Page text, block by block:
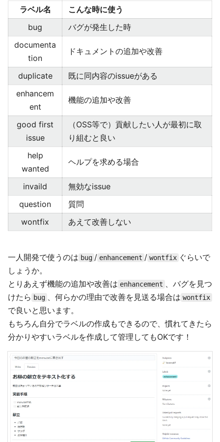
ラベル名
こんな時に使う
bug
バグが発生した時
documenta
tion
ドキュメントの追加や改善
duplicate
既に同内容のissueがある
enhancem
ent
機能の追加や改善
good first
issue
（OSS等で）貢献したい人が最初に取
り組むと良い
help
wanted
ヘルプを求める場合
invaild
無効なissue
question
質問
wontfix
あえて改善しない
一人開発で使うのは bug / enhancement / wontfix ぐらいで
しょうか。
とりあえず機能の追加や改善は enhancement
、バグを見つ
けたら bug 、何らかの理由で改善を見送る場合は wontfix
で良いと思います。
もちろん自分でラベルの作成もできるので、慣れてきたら
分かりやすいラベルを作成して管理してもOKです！